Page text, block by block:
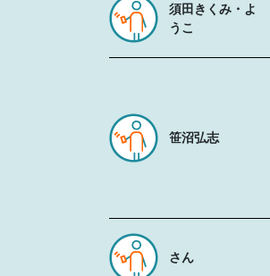
須田きくみ・よ
うこ
笹沼弘志
さん